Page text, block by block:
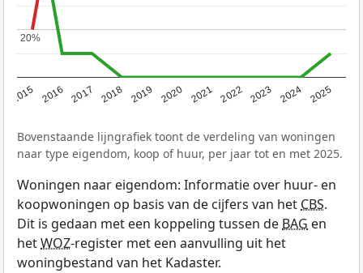
2015 2016 2017 2018 2019 2020 2021 2022 2023 2024 2025
20%
20%
Bovenstaande lijngrafiek toont de verdeling van woningen
naar type eigendom, koop of huur, per jaar tot en met 2025.
Woningen naar eigendom: Informatie over huur- en
koopwoningen op basis van de cijfers van hetCBS.
Dit is gedaan met een koppeling tussen deBAG en
hetWOZ-register met een aanvulling uit het
woningbestand van het Kadaster.